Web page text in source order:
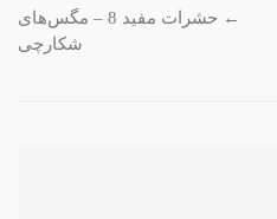
←
حشرات مفید 8 – مگس‌های
شكارچی